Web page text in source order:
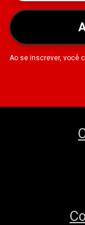
Ao se inscrever, você